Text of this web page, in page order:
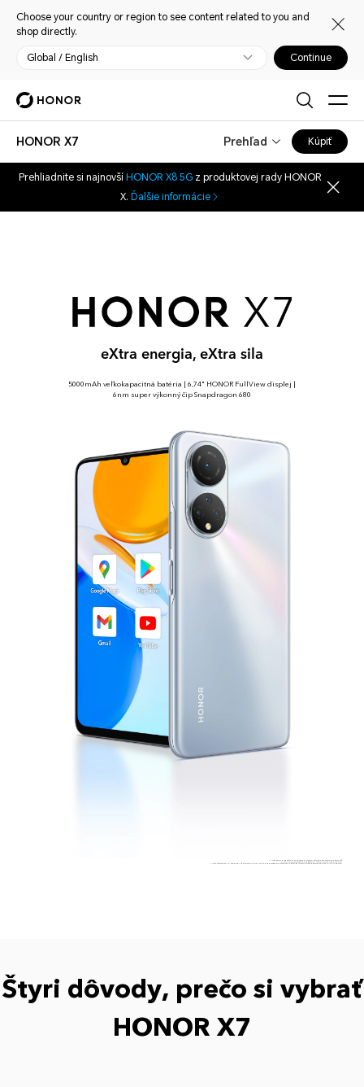
Choose your country or region to see content related to you and
shop directly.
Global / English Continue
HONOR X7 Prehľad Kúpiť
Prehliadnite si najnovší HONOR X8 5Gz produktovej rady HONOR
X. Ďalšie informácie
eXtra energia, eXtra sila
5000mAh veľkokapacitná batéria | 6,74" HONOR FullView displej |
6nm super výkonný čip Snapdragon 680
1. Vyobrazenie produktov je len ilustračné. Skutočné farebné prevedenie sa môže líšiť.
2. 5000 mAh je typická hodnota batérie, v skutočnosti sa počíta 4900 mAh.
3. Veľkosť displeja 6,74" sa meria po uhlopriečke od rohu k rohu podľa základných štandardov obdĺžnika (skutočná viditeľná meraná plocha je o niečo menšia).
Štyri dôvody, prečo si vybrať
HONOR X7